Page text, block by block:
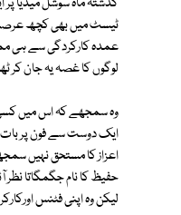
عمدہ کارکردگی سے ہی
لوگوں کا غصہ یہ جان کر
ایک دوست سے فون پر بات
لیکن وہ اپنی فٹنس